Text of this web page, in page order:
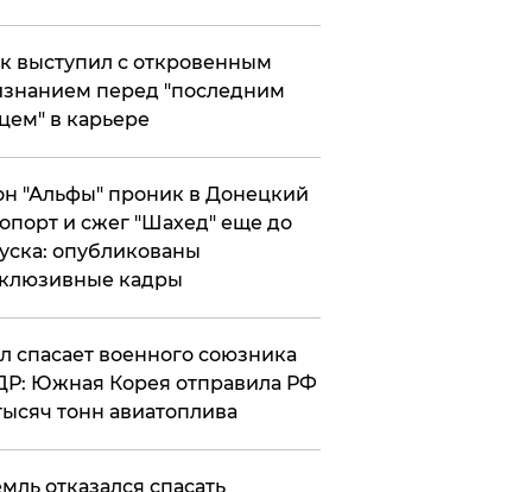
выступил с откровенным
перед "последним
в карьере
"Альфы" проник в Донецкий
и сжег "Шахед" еще до
опубликованы
кадры
спасает военного союзника
Южная Корея отправила РФ
тонн авиатоплива
отказался спасать